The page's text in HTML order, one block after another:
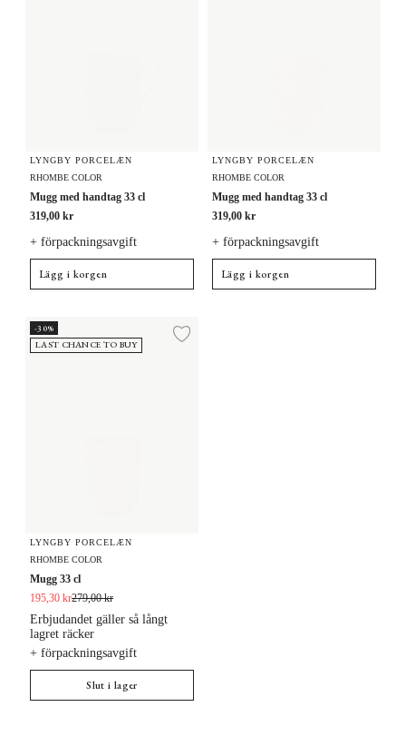
LYNGBY PORCELÆN
RHOMBE COLOR
Mugg med handtag 33 cl
319,00 kr
+ förpackningsavgift
Lägg i korgen
LYNGBY PORCELÆN
RHOMBE COLOR
Mugg med handtag 33 cl
319,00 kr
+ förpackningsavgift
Lägg i korgen
Mugg 33 cl
-30%
LAST CHANCE TO BUY
Lägg till i önskelista
LYNGBY PORCELÆN
RHOMBE COLOR
Mugg 33 cl
195,30 kr279,00 kr
+ förpackningsavgift
Erbjudandet gäller så långt
lagret räcker
Slut i lager